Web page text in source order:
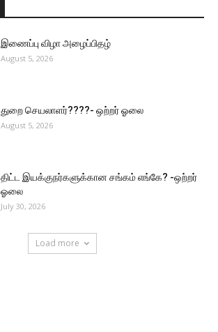
இணைப்பு விழா அழைப்பிதழ்
August 5, 2026
துறை செயலாளர்????- ஒற்றர் ஓலை
August 5, 2026
திட்ட இயக்குநர்களுக்கான சங்கம் எங்கே? -ஒற்றர்
ஓலை
July 30, 2026
Load more